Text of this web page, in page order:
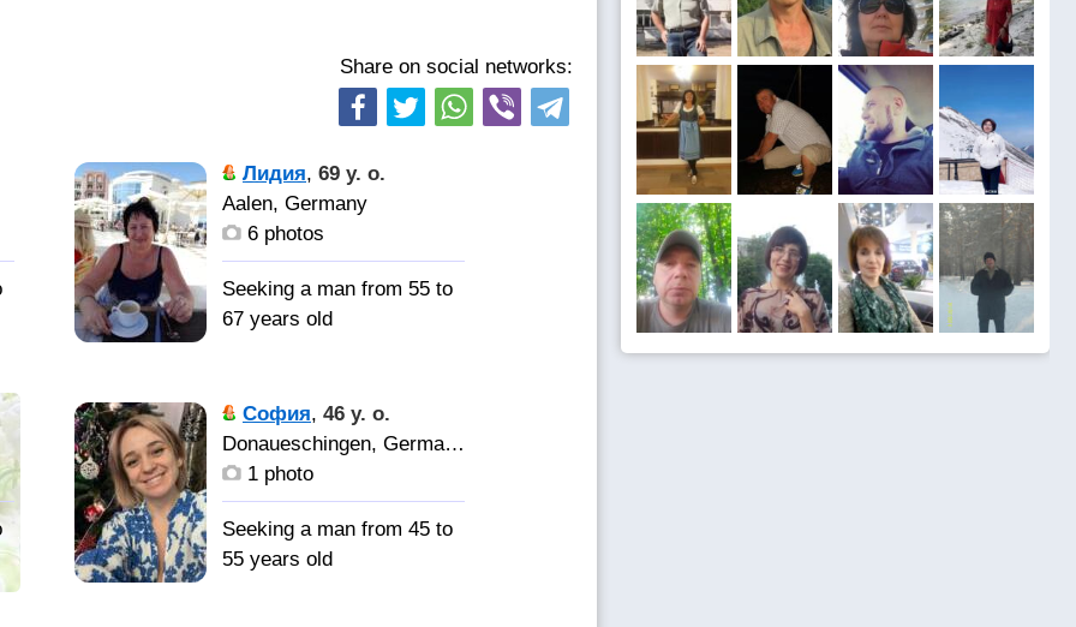
Share on social networks:
Лидия, 69 y. o.
Aalen, Germany
6 photos
Seeking a man from 55 to
67 years old
мужчину только с
Германии, остальных
прошу не беспокоиться,
София, 46 y. o.
Donaueschingen, Germany
1 photo
Seeking a man from 45 to
55 years old